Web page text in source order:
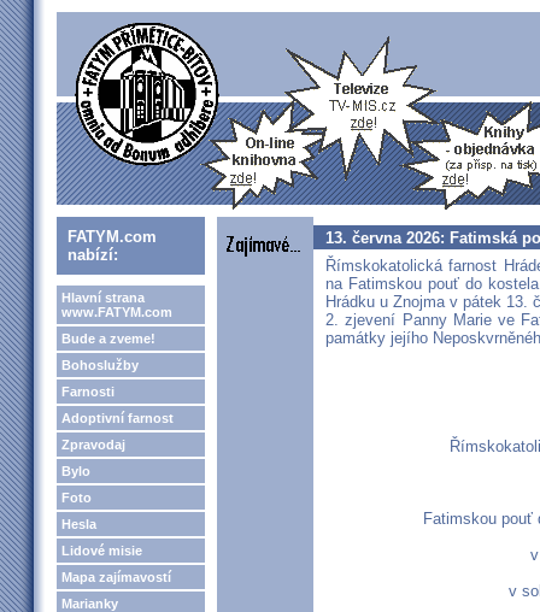
FATYM.com
nabízí:
Hlavní strana
www.FATYM.com
Bude a zveme!
Bohoslužby
Farnosti
Adoptivní farnost
Zpravodaj
Bylo
Foto
Hesla
Lidové misie
Mapa zajímavostí
Marianky
13. června 2026: Fatimská
Římskokatolická farnost
na Fatimskou pouť do
Hrádku u Znojma v pátek 13.
2. zjevení Panny Marie ve
památky jejího
Fatimskou pouť
v